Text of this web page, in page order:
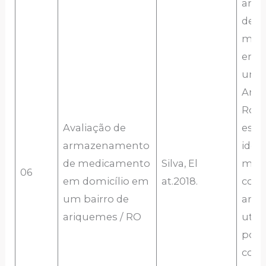
06
Avaliação de
armazenamento
de medicamento
em domicílio em
um bairro de
ariquemes / RO
Silva, El
at.2018.
de
em
um